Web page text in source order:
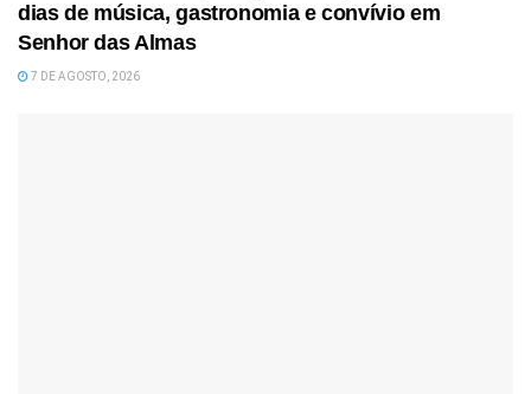
dias de música, gastronomia e convívio em
Senhor das Almas
7 DE AGOSTO, 2026